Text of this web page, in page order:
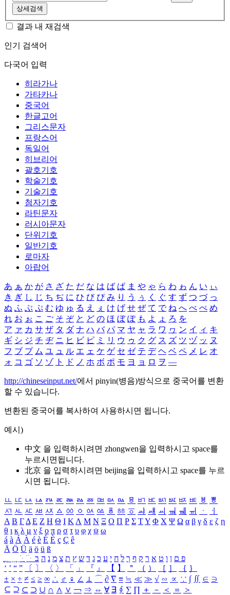
상세검색
결과 내 재검색
인기 검색어
다국어 입력
히라가나
가타카나
중국어
한글고어
그리스문자
프랑스어
독일어
히브리어
괄호기호
학술기호
기술기호
첨자기호
라틴문자
러시아문자
단위기호
일반기호
로마자
아랍어
あ ぁ か が さ ざ た だ な は ば ぱ ま や ゃ ら わ ゎ ん い ぃ
き ぎ し じ ち ぢ に ひ び ぴ み り う ぅ く ぐ す ず つ づ っ
ぬ ふ ぶ ぷ む ゆ ゅ る え ぇ け げ せ ぜ て で ね へ べ ぺ め
れ お ぉ こ ご そ ぞ と ど の ほ ぼ ぽ も よ ょ ろ を
ア ァ カ サ ザ タ ダ ナ ハ バ パ マ ヤ ャ ラ ワ ヮ ン イ ィ キ
ギ シ ジ チ ヂ ニ ヒ ビ ピ ミ リ ウ ゥ ク グ ス ズ ツ ヅ ッ ヌ
フ ブ プ ム ユ ュ ル エ ェ ケ ゲ セ ゼ テ デ ヘ ベ ペ メ レ オ
ォ コ ゴ ソ ゾ ト ド ノ ホ ボ ポ モ ヨ ョ ロ ヲ ―
http://chineseinput.net/에서 pinyin(병음)방식으로 중국어를 변환
할 수 있습니다.
변환된 중국어를 복사하여 사용하시면 됩니다.
예시)
中文 을 입력하시려면 zhongwen을 입력하시고 space를
누르시면됩니다.
北京 을 입력하시려면 beijing을 입력하시고 space를 누르
시면 됩니다.
ㅥ ㅦ ㅧ ㅨ ㅩ ㅪ ㅫ ㅬ ㅭ ㅮ ㅯ ㅰ ㅱ ㅲ ㅳ ㅴ ㅵ ㅶ ㅷ ㅸ
ㅹ
ㅺ ㅻ ㅼ ㅽ ㅾ ㅿ ㆀ ㆁ ㆂ ㆃ ㆄ ㆅ ㆆ ㆇ ㆈ ㆉ ㆊ ㆋ ㆌ ㆍ
ㆎ
Α Β ΓΔ Ε Ζ Η Θ Ι ΚΛ Μ Ν Ξ Ο Π Ρ Σ ΤΥ Φ Χ Ψ Ω α β γ δ ε ζ η
θ ι κ λ μ ν ξ ο π ρ σ τ υ φ χ ψ ω
á à Á À é è É È ç Ç ê
Ä Ö Ü ä ö ü ß
ִֶֹ ֻּ ׁׂ פ ם ן ו ט א ר ק ף ך ל ח י ע כ ג ד ש ץ ת צ מ נ ה ב
‘ ’ “ ” 〔 〕 〈 〉 「 」 『 』 【 】 ＂ （ ） ［ ］ ｛ ｝
± × ÷ ≠ ≤ ≥ ∞ ∴ ♂ ♀ ∠ ⊥ ⌒ ∂ ∇ ≡ ≒ ≪ ≫ √ ∽ ∝ ∵ ∫ ∬ ∈ ∋
⊆ ⊇ ⊂ ⊃ ∪ ∩ ∧ ∨ ￢ ⇒ ⇔ ∀ ∃ ∮ ∑ ∏ ＋ － ＜ ＝
＞